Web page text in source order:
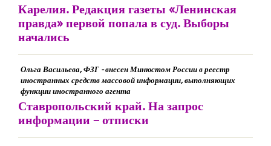
Карелия. Редакция газеты «Ленинская
правда» первой попала в суд. Выборы
начались
Ольга Васильева, ФЗГ - внесен Минюстом России в реестр
иностранных средств массовой информации, выполняющих
функции иностранного агента
Ставропольский край. На запрос
информации – отписки